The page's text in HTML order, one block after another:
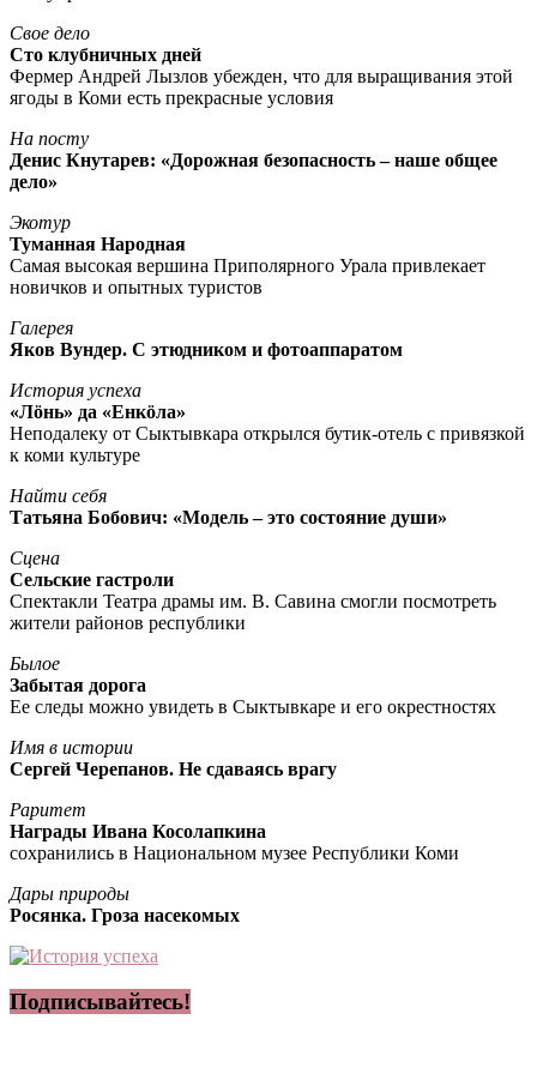
Свое дело
Сто клубничных дней
Фермер Андрей Лызлов убежден, что для выращивания этой
ягоды в Коми есть прекрасные условия
На посту
Денис Кнутарев: «Дорожная безопасность – наше общее
дело»
Экотур
Туманная Народная
Самая высокая вершина Приполярного Урала привлекает
новичков и опытных туристов
Галерея
Яков Вундер. С этюдником и фотоаппаратом
История успеха
«Лöнь» да «Енкöла»
Неподалеку от Сыктывкара открылся бутик-отель с привязкой
к коми культуре
Найти себя
Татьяна Бобович: «Модель – это состояние души»
Сцена
Сельские гастроли
Спектакли Театра драмы им. В. Савина смогли посмотреть
жители районов республики
Былое
Забытая дорога
Ее следы можно увидеть в Сыктывкаре и его окрестностях
Имя в истории
Сергей Черепанов. Не сдаваясь врагу
Раритет
Награды Ивана Косолапкина
сохранились в Национальном музее Республики Коми
Дары природы
Росянка. Гроза насекомых
Подписывайтесь!